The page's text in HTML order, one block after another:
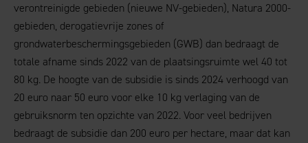
verontreinigde gebieden (nieuwe NV-gebieden), Natura 2000-
gebieden, derogatievrije zones of
grondwaterbeschermingsgebieden (GWB) dan bedraagt de
totale afname sinds 2022 van de plaatsingsruimte wel 40 tot
80 kg. De hoogte van de subsidie is sinds 2024 verhoogd van
20 euro naar 50 euro voor elke 10 kg verlaging van de
gebruiksnorm ten opzichte van 2022. Voor veel bedrijven
bedraagt de subsidie dan 200 euro per hectare, maar dat kan